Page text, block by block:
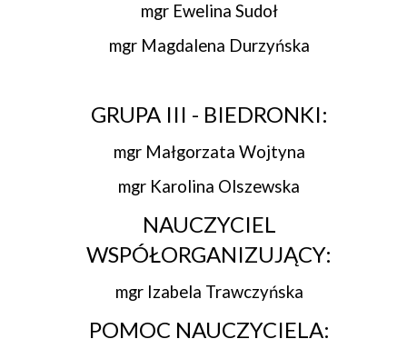
mgr Ewelina Sudoł
mgr Magdalena Durzyńska
GRUPA III - BIEDRONKI:
mgr Małgorzata Wojtyna
mgr Karolina Olszewska
NAUCZYCIEL
WSPÓŁORGANIZUJĄCY:
mgr Izabela Trawczyńska
POMOC NAUCZYCIELA: